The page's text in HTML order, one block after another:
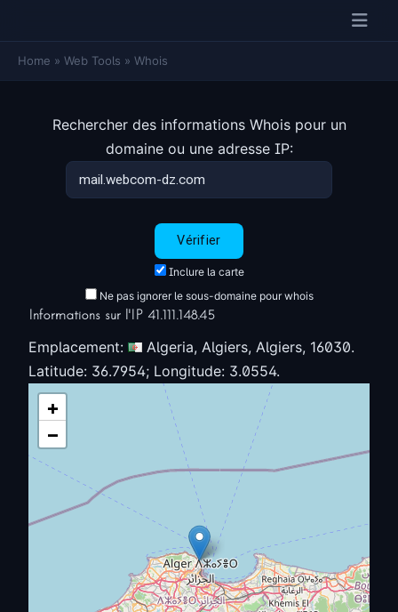
Home » Web Tools » Whois
Rechercher des informations Whois pour un
domaine ou une adresse IP:
Inclure la carte
Ne pas ignorer le sous-domaine pour whois
Informations sur l'IP 41.111.148.45
Emplacement:
Algeria, Algiers, Algiers, 16030.
Latitude: 36.7954; Longitude: 3.0554.
+
−